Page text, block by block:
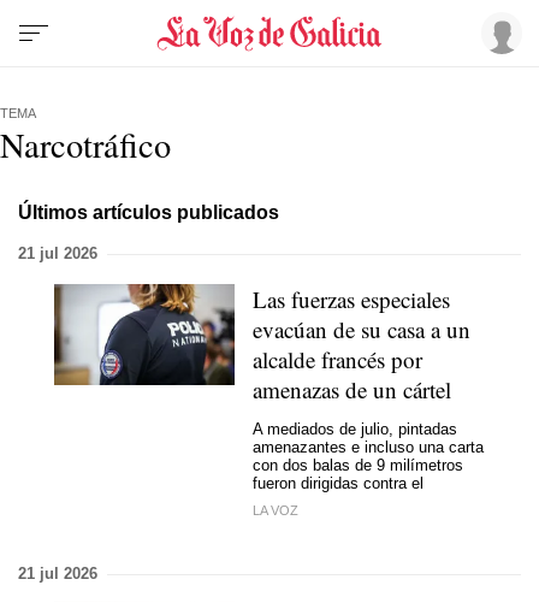
TEMA
Narcotráfico
Últimos artículos publicados
21 jul 2026
Las fuerzas especiales
evacúan de su casa a un
alcalde francés por
amenazas de un cártel
A mediados de julio, pintadas
amenazantes e incluso una carta
con dos balas de 9 milímetros
fueron dirigidas contra el
LA VOZ
21 jul 2026